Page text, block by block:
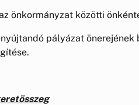
önkormányzat közötti
pályázat